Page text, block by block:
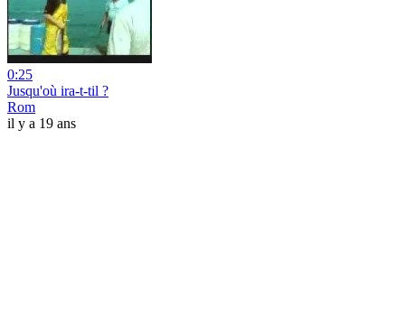
0:25
Jusqu'où ira-t-til ?
Rom
il y a 19 ans